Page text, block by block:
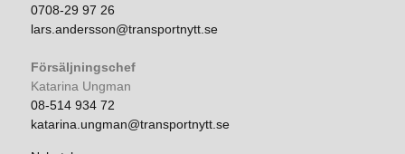
0708-29 97 26
lars.andersson@transportnytt.se
Försäljningschef
Katarina Ungman
08-514 934 72
katarina.ungman@transportnytt.se